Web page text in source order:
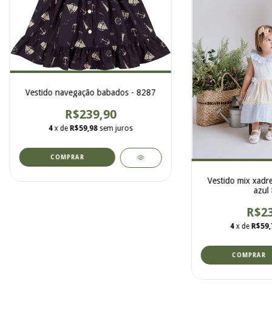
Vestido navegação babados - 8287
R$239,90
4 x de R$59,98 sem juros
COMPRAR
Vestido mix
azul
4 x de
COMPRAR